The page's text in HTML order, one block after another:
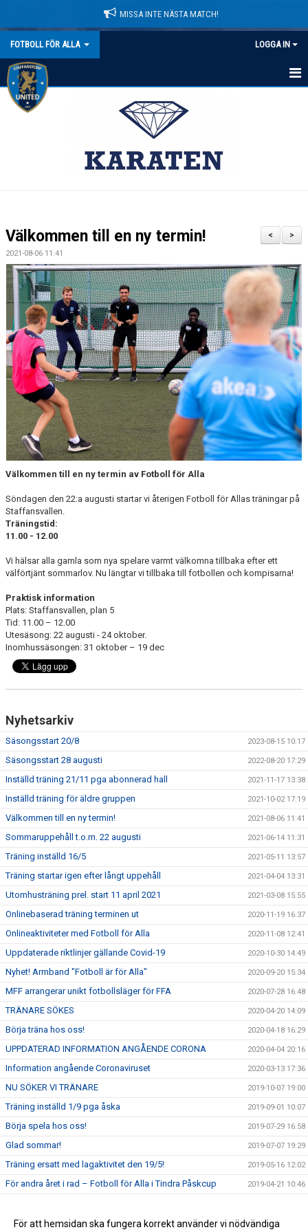
MISSA INTE NÄSTA MATCH!
FOTBOLL FÖR ALLA LOGGA IN
HEM
BILDGALLERI
DOKUMENT
KONTAKT
>
<
Välkommen till en ny termin!
2021-08-06 11:41
Välkommen till en ny termin av Fotboll för Alla
Söndagen den 22:a augusti startar vi återigen Fotboll för Allas träningar på
Staffansvallen.
Träningstid:
11.00 - 12.00
Vi hälsar alla gamla som nya spelare varmt välkomna tillbaka efter ett
välförtjänt sommarlov. Nu längtar vi tillbaka till fotbollen och kompisarna!
Praktisk information
Plats: Staffansvallen, plan 5
Tid: 11.00 – 12.00
Utesäsong: 22 augusti - 24 oktober.
Inomhussäsongen: 31 oktober – 19 dec
Nyhetsarkiv
Säsongsstart 20/8 2023-08-15 10:17
Säsongsstart 28 augusti 2022-08-20 17:29
Inställd träning 21/11 pga abonnerad hall 2021-11-17 13:38
Inställd träning för äldre gruppen 2021-10-02 17:19
Välkommen till en ny termin! 2021-08-06 11:41
Sommaruppehåll t.o.m. 22 augusti 2021-06-14 11:31
Träning inställd 16/5 2021-05-11 13:57
Träning startar igen efter långt uppehåll 2021-04-04 13:31
Utomhusträning prel. start 11 april 2021 2021-03-08 15:55
Onlinebaserad träning terminen ut 2020-11-19 16:37
Onlineaktiviteter med Fotboll för Alla 2020-11-08 12:41
Uppdaterade riktlinjer gällande Covid-19 2020-10-30 14:49
Nyhet! Armband "Fotboll är för Alla" 2020-09-20 15:34
MFF arrangerar unikt fotbollsläger för FFA 2020-07-28 16:48
TRÄNARE SÖKES 2020-04-20 14:09
Börja träna hos oss! 2020-04-18 16:29
UPPDATERAD INFORMATION ANGÅENDE CORONA 2020-04-04 20:16
Information angående Coronaviruset 2020-03-13 17:36
NU SÖKER VI TRÄNARE 2019-10-07 19:00
Träning inställd 1/9 pga åska 2019-09-01 10:07
Börja spela hos oss! 2019-07-29 16:58
Glad sommar! 2019-07-07 19:29
Träning ersatt med lagaktivitet den 19/5! 2019-05-16 12:02
För andra året i rad – Fotboll för Alla i Tindra Påskcup 2019-04-21 10:46
Välkomna till utomhussäsong 2019! 2019-04-09 10:35
För att hemsidan ska fungera korrekt använder vi nödvändiga